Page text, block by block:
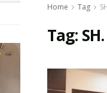
Home Tag
Tag: SH.